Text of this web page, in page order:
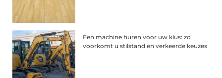
Een machine huren voor uw klus: zo
voorkomt u stilstand en verkeerde keuzes